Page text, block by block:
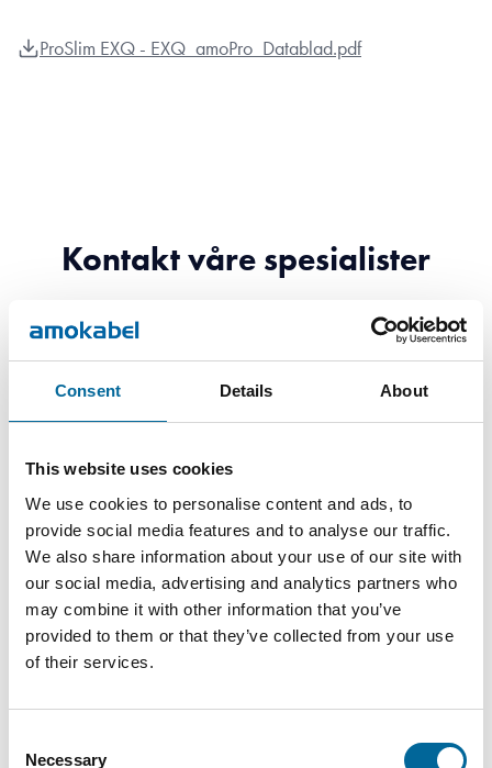
Consent Details About
This website uses cookies
We use cookies to personalise content and ads, to
provide social media features and to analyse our traffic.
We also share information about your use of our site with
our social media, advertising and analytics partners who
may combine it with other information that you’ve
provided to them or that they’ve collected from your use
of their services.
Selection
Necessary
ProSlim EXQ - EXQ_amoPro_Datablad.pdf
Kontakt våre spesialister